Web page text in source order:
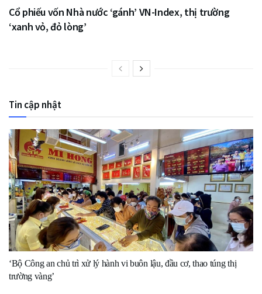
Cổ phiếu vốn Nhà nước ‘gánh’ VN-Index, thị trường
‘xanh vỏ, đỏ lòng’
Tin cập nhật
‘Bộ Công an chủ trì xử lý hành vi buôn lậu, đầu cơ, thao túng thị
trường vàng’